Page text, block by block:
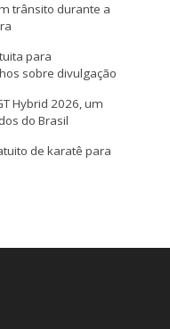
trânsito durante a
para
sobre divulgação
Hybrid 2026, um
do Brasil
de karatê para